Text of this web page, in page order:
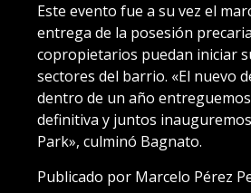
Este evento fue a su vez el
entrega de la posesión
copropietarios puedan iniciar
sectores del barrio. «El nuevo
dentro de un año
definitiva y juntos
Park», culminó Bagnato.
Publicado por Marcelo Pérez